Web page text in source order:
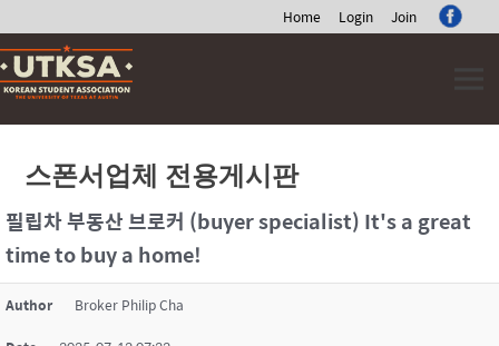
Home Login Join
Skip
to
content
스폰서업체 전용게시판
필립차 부동산 브로커 (buyer specialist) It's a great
time to buy a home!
Author Broker Philip Cha